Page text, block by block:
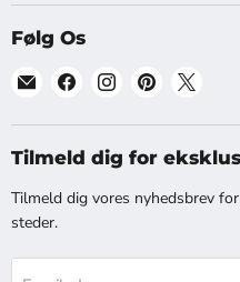
Følg Os
Find
på
[email]
Find
på
Facebook
Find
på
Instagram
Find
på
Pinterest
på
X
Tilmeld dig for
Tilmeld dig vores nyhedsbrev
steder.